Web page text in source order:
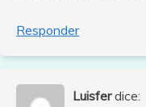
Responder
Luisfer dice: